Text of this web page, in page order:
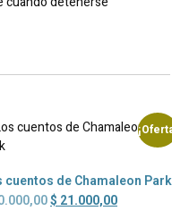
cuentos de Chamaleon Park
$ 21.000,00